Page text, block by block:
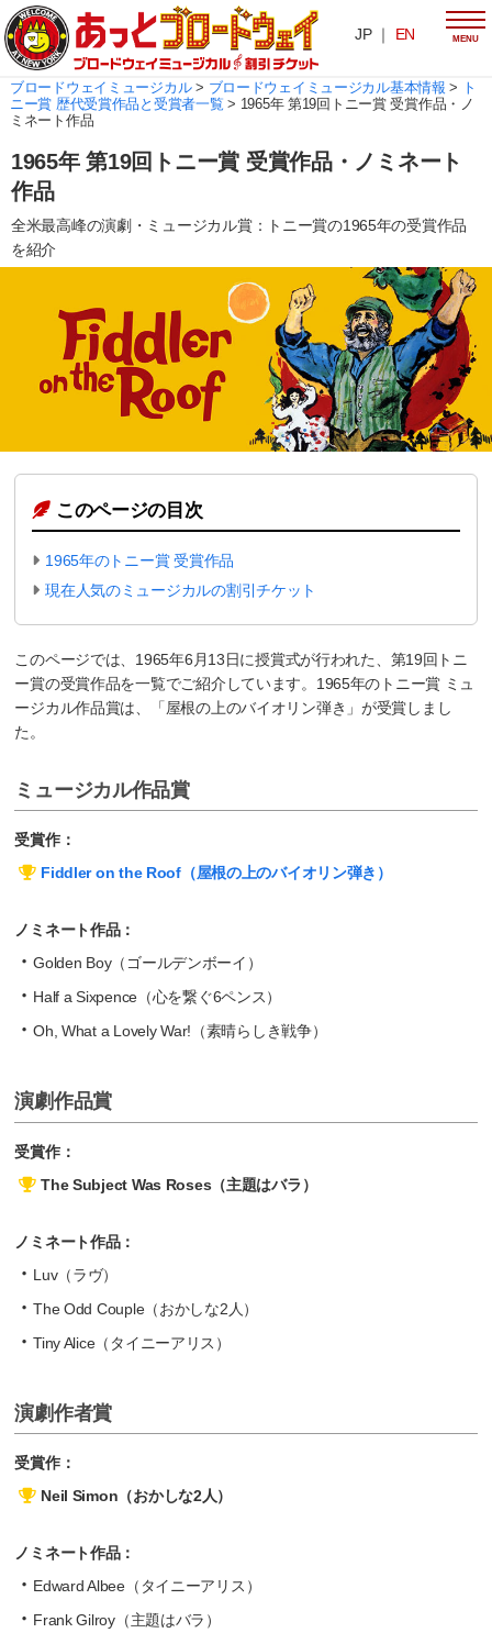
JP ｜ EN MENU
ブロードウェイミュージカル> ブロードウェイミュージカル基本情報 >
ト
ニー賞 歴代受賞作品と受賞者一覧 > 1965年 第19回トニー賞 受賞作品・ノ
ミネート作品
1965年 第19回トニー賞 受賞作品・ノミネート
作品
全米最高峰の演劇・ミュージカル賞：トニー賞の1965年の受賞作品
を紹介
このページの目次
1965年のトニー賞 受賞作品
現在人気のミュージカルの割引チケット
このページでは、1965年6月13日に授賞式が行われた、第19回トニ
ー賞の受賞作品を一覧でご紹介しています。1965年のトニー賞 ミュ
ージカル作品賞は、「屋根の上のバイオリン弾き」が受賞しまし
た。
ミュージカル作品賞
受賞作：
Fiddler on the Roof（屋根の上のバイオリン弾き）
ノミネート作品：
Golden Boy（ゴールデンボーイ）
Half a Sixpence（心を繋ぐ6ペンス）
Oh, What a Lovely War!（素晴らしき戦争）
演劇作品賞
受賞作：
The Subject Was Roses（主題はバラ）
ノミネート作品：
Luv（ラヴ）
The Odd Couple（おかしな2人）
Tiny Alice（タイニーアリス）
演劇作者賞
受賞作：
Neil Simon（おかしな2人）
ノミネート作品：
Edward Albee（タイニーアリス）
Frank Gilroy（主題はバラ）